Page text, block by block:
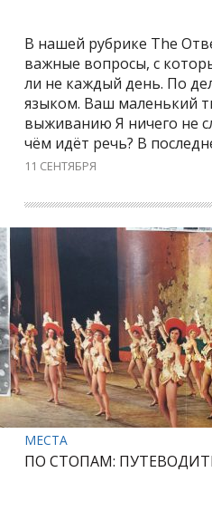
В нашей рубрике The
важные вопросы, с
ли не каждый день. По
языком. Ваш маленький
выживанию Я ничего не
чём идёт речь? В
11 СЕНТЯБРЯ
МЕСТА
ПО СТОПАМ: